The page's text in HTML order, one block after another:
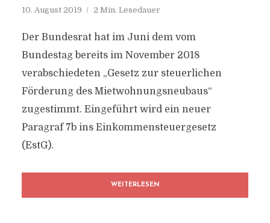
10. August 2019 2 Min. Lesedauer
Der Bundesrat hat im Juni dem vom
Bundestag bereits im November 2018
verabschiedeten „Gesetz zur steuerlichen
Förderung des Mietwohnungsneubaus“
zugestimmt. Eingeführt wird ein neuer
Paragraf 7b ins Einkommensteuergesetz
(EstG).
WEITERLESEN